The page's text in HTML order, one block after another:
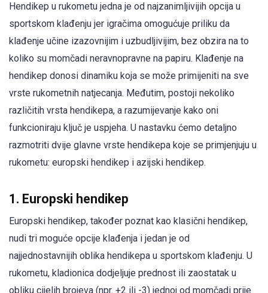
Hendikep u rukometu jedna je od najzanimljivijih opcija u
sportskom klađenju jer igračima omogućuje priliku da
klađenje učine izazovnijim i uzbudljivijim, bez obzira na to
koliko su momčadi neravnopravne na papiru. Klađenje na
hendikep donosi dinamiku koja se može primijeniti na sve
vrste rukometnih natjecanja. Međutim, postoji nekoliko
različitih vrsta hendikepa, a razumijevanje kako oni
funkcioniraju ključ je uspjeha. U nastavku ćemo detaljno
razmotriti dvije glavne vrste hendikepa koje se primjenjuju u
rukometu: europski hendikep i azijski hendikep.
1. Europski hendikep
Europski hendikep, također poznat kao klasični hendikep,
nudi tri moguće opcije klađenja i jedan je od
najjednostavnijih oblika hendikepa u sportskom klađenju. U
rukometu, kladionica dodjeljuje prednost ili zaostatak u
obliku cijelih brojeva (npr. +2 ili -3) jednoj od momčadi prije